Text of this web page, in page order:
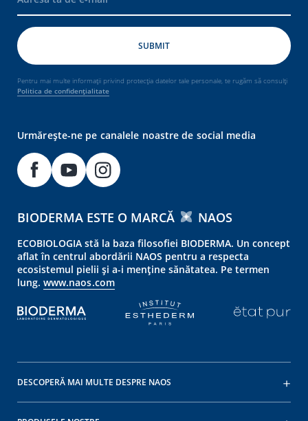
Pentru mai multe informații privind protecția datelor tale personale, te rugăm să consulți
Politica de confidențialitate
Urmărește-ne pe canalele noastre de social media
BIODERMA ESTE O MARCĂ NAOS
ECOBIOLOGIA stă la baza filosofiei BIODERMA. Un concept
aflat în centrul abordării NAOS pentru a respecta
ecosistemul pielii și a-i menține sănătatea. Pe termen
lung. www.naos.com
DESCOPERĂ MAI MULTE DESPRE NAOS